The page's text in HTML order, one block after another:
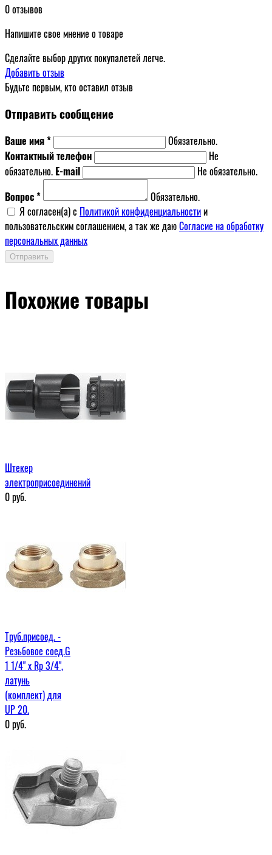
0 отзывов
Напишите свое мнение о товаре
Сделайте выбор других покупалетей легче.
Добавить отзыв
Будьте первым, кто оставил отзыв
Отправить сообщение
Ваше имя *
Обязательно.
Контактный телефон
Не
обязательно. E-mail
Не обязательно.
Вопрос *
Обязательно.
Я согласен(a) с Политикой конфиденциальностии
пользовательским соглашением, а так же даюСогласие на обработку
персональных данных
Отправить
Похожие товары
Штекер
электроприсоединений
0руб.
Труб.присоед. -
Резьбовое соед.G
1 1/4" x Rp 3/4",
латунь
(комплект) для
UP 20.
0руб.